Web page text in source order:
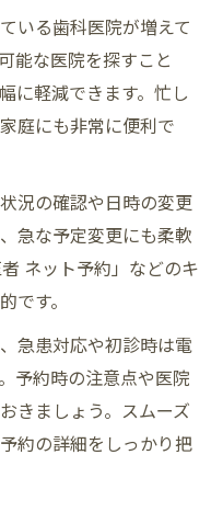
いる歯科医院が増えて
能な医院を探すこと
に軽減できます。忙し
庭にも非常に便利で
況の確認や日時の変更
急な予定変更にも柔軟
ネット予約」などのキ
です。
急患対応や初診時は電
予約時の注意点や医院
きましょう。スムーズ
約の詳細をしっかり把